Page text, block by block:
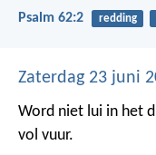
Psalm 62:2 redding
Zaterdag 23 juni
Word niet lui in het
vol vuur.